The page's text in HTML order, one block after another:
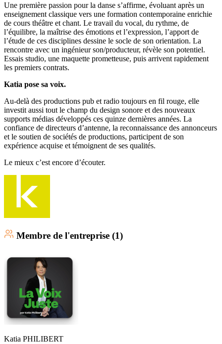
Une première passion pour la danse s’affirme, évoluant après un
enseignement classique vers une formation contemporaine enrichie
de cours théâtre et chant. Le travail du vocal, du rythme, de
l’équilibre, la maîtrise des émotions et l’expression, l’apport de
l’étude de ces disciplines dessine le socle de son orientation. La
rencontre avec un ingénieur son/producteur, révèle son potentiel.
Essais studio, une maquette prometteuse, puis arrivent rapidement
les premiers contrats.
Katia pose sa voix.
Au-delà des productions pub et radio toujours en fil rouge, elle
investit aussi tout le champ du design sonore et des nouveaux
supports médias développés ces quinze dernières années. La
confiance de directeurs d’antenne, la reconnaissance des annonceurs
et le soutien de sociétés de productions, participent de son
expérience acquise et témoignent de ses qualités.
Le mieux c’est encore d’écouter.
Membre de l'entreprise (1)
Katia PHILIBERT